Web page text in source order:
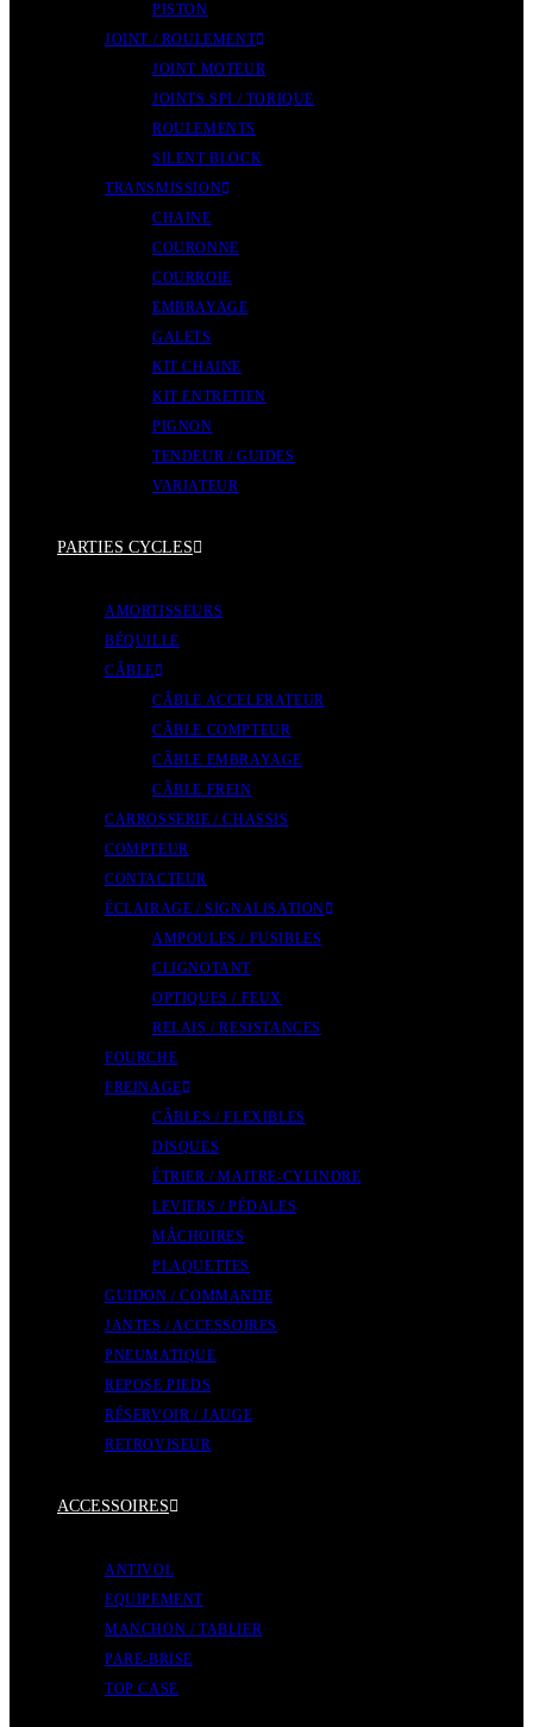
PISTON
JOINT / ROULEMENT
JOINT MOTEUR
JOINTS SPI / TORIQUE
ROULEMENTS
SILENT BLOCK
TRANSMISSION
CHAINE
COURONNE
COURROIE
EMBRAYAGE
GALETS
KIT CHAINE
KIT ENTRETIEN
PIGNON
TENDEUR / GUIDES
VARIATEUR
PARTIES CYCLES
AMORTISSEURS
BÉQUILLE
CÂBLE
CÂBLE ACCELERATEUR
CÂBLE COMPTEUR
CÂBLE EMBRAYAGE
CÂBLE FREIN
CARROSSERIE / CHASSIS
COMPTEUR
CONTACTEUR
ÉCLAIRAGE / SIGNALISATION
AMPOULES / FUSIBLES
CLIGNOTANT
OPTIQUES / FEUX
RELAIS / RESISTANCES
FOURCHE
FREINAGE
CÂBLES / FLEXIBLES
DISQUES
ÉTRIER / MAITRE-CYLINDRE
LEVIERS / PÉDALES
MÂCHOIRES
PLAQUETTES
GUIDON / COMMANDE
JANTES / ACCESSOIRES
PNEUMATIQUE
REPOSE PIEDS
RÉSERVOIR / JAUGE
RETROVISEUR
ACCESSOIRES
ANTIVOL
EQUIPEMENT
MANCHON / TABLIER
PARE-BRISE
TOP CASE